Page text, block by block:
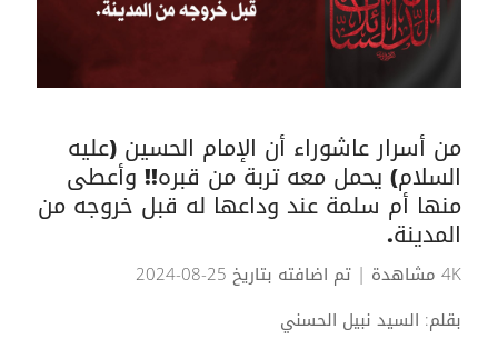
من أسرار عاشوراء أن الإمام الحسين (عليه
السلام) يحمل معه تربة من قبره!! وأعطى
منها أم سلمة عند وداعها له قبل خروجه من
المدينة.
4K مشاهدة
| تم اضافته بتاريخ 25-08-2024
بقلم: السيد نبيل الحسني